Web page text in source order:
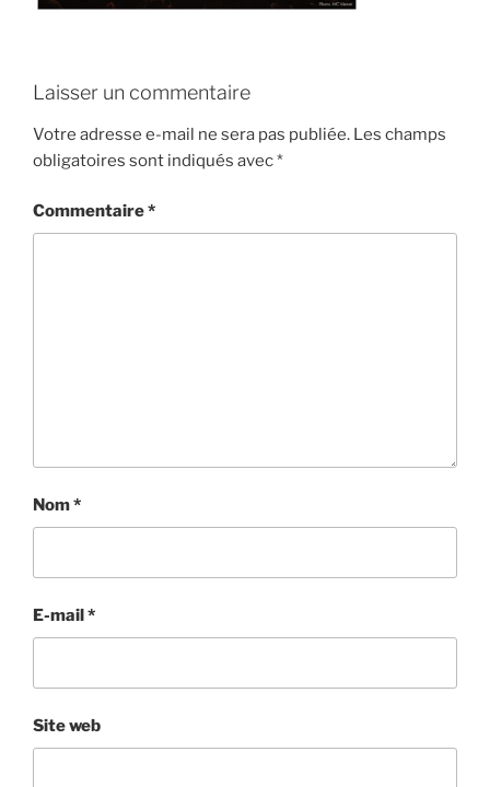
Laisser un commentaire
Votre adresse e-mail ne sera pas publiée. Les champs
obligatoires sont indiqués avec*
Commentaire*
Nom*
E-mail *
Site web